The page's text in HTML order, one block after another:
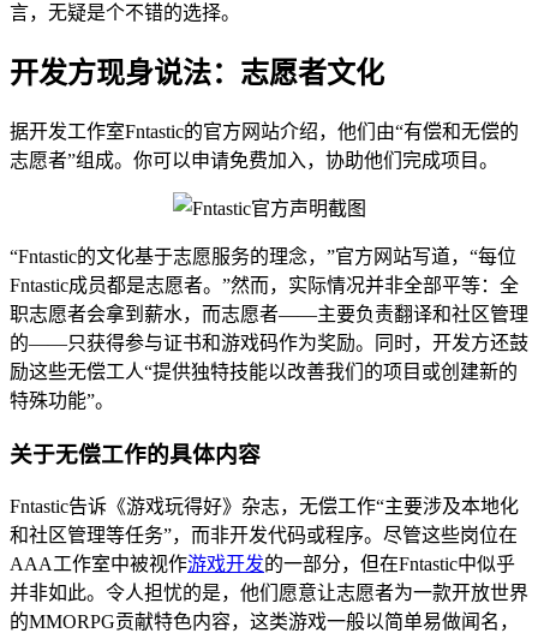
言，无疑是个不错的选择。
开发方现身说法：志愿者文化
据开发工作室Fntastic的官方网站介绍，他们由“有偿和无偿的
志愿者”组成。你可以申请免费加入，协助他们完成项目。
“Fntastic的文化基于志愿服务的理念，”官方网站写道，“每位
Fntastic成员都是志愿者。”然而，实际情况并非全部平等：全
职志愿者会拿到薪水，而志愿者——主要负责翻译和社区管理
的——只获得参与证书和游戏码作为奖励。同时，开发方还鼓
励这些无偿工人“提供独特技能以改善我们的项目或创建新的
特殊功能”。
关于无偿工作的具体内容
Fntastic告诉《游戏玩得好》杂志，无偿工作“主要涉及本地化
和社区管理等任务”，而非开发代码或程序。尽管这些岗位在
AAA工作室中被视作游戏开发的一部分，但在Fntastic中似乎
并非如此。令人担忧的是，他们愿意让志愿者为一款开放世界
的MMORPG贡献特色内容，这类游戏一般以简单易做闻名，